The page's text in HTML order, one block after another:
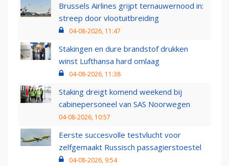
Brussels Airlines grijpt ternauwernood in:
streep door vlootuitbreiding
04-08-2026, 11:47
Stakingen en dure brandstof drukken
winst Lufthansa hard omlaag
04-08-2026, 11:38
Staking dreigt komend weekend bij
cabinepersoneel van SAS Noorwegen
04-08-2026, 10:57
Eerste succesvolle testvlucht voor
zelfgemaakt Russisch passagierstoestel
04-08-2026, 9:54